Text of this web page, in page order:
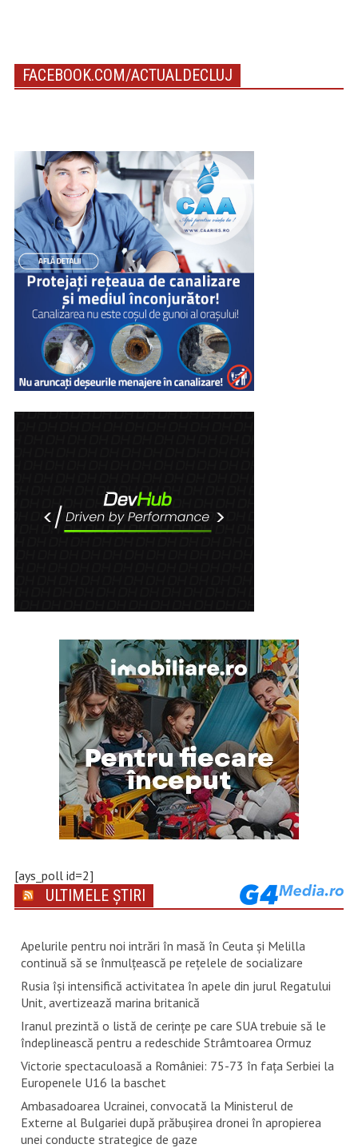
FACEBOOK.COM/ACTUALDECLUJ
[ays_poll id=2]
ULTIMELE ȘTIRI
Apelurile pentru noi intrări în masă în Ceuta şi Melilla
continuă să se înmulţească pe reţelele de socializare
Rusia își intensifică activitatea în apele din jurul Regatului
Unit, avertizează marina britanică
Iranul prezintă o listă de cerinţe pe care SUA trebuie să le
îndeplinească pentru a redeschide Strâmtoarea Ormuz
Victorie spectaculoasă a României: 75-73 în fața Serbiei la
Europenele U16 la baschet
Ambasadoarea Ucrainei, convocată la Ministerul de
Externe al Bulgariei după prăbușirea dronei în apropierea
unei conducte strategice de gaze